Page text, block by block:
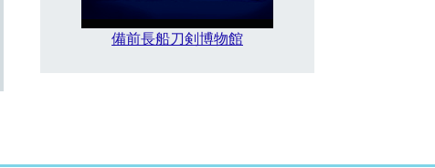
備前長船刀剣博物館